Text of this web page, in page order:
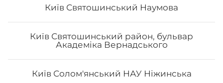
Київ Святошинський Наумова
Київ Святошинський район, бульвар
Академіка Вернадського
Київ Солом'янський НАУ Ніжинська